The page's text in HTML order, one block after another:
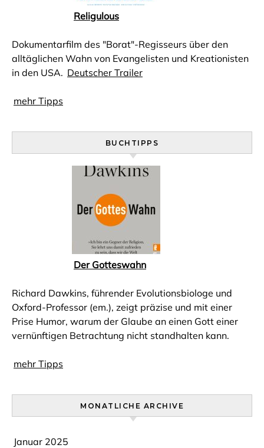
Religulous
Dokumentarfilm des "Borat"-Regisseurs über den
alltäglichen Wahn von Evangelisten und Kreationisten
in den USA. Deutscher Trailer
mehr Tipps
BUCHTIPPS
Der Gotteswahn
Richard Dawkins, führender Evolutionsbiologe und
Oxford-Professor (em.), zeigt präzise und mit einer
Prise Humor, warum der Glaube an einen Gott einer
vernünftigen Betrachtung nicht standhalten kann.
mehr Tipps
MONATLICHE ARCHIVE
Januar 2025